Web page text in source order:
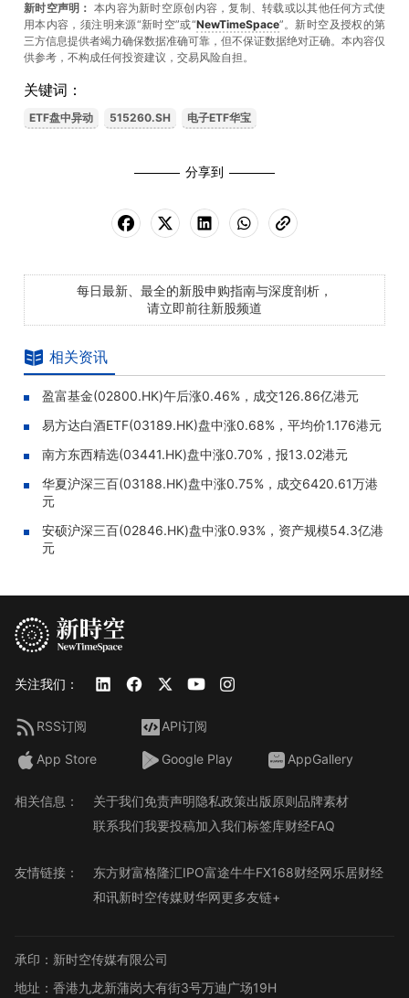
新时空声明： 本内容为新时空原创内容，复制、转载或以其他任何方式使
用本内容，须注明来源“新时空”或“NewTimeSpace”。新时空及授权的第
三方信息提供者竭力确保数据准确可靠，但不保证数据绝对正确。本內容仅
供参考，不构成任何投资建议，交易风险自担。
关键词：
ETF盘中异动 515260.SH 电子ETF华宝
分享到
每日最新、最全的新股申购指南与深度剖析，
请立即前往新股频道
相关资讯
盈富基金(02800.HK)午后涨0.46%，成交126.86亿港元
易方达白酒ETF(03189.HK)盘中涨0.68%，平均价1.176港元
南方东西精选(03441.HK)盘中涨0.70%，报13.02港元
华夏沪深三百(03188.HK)盘中涨0.75%，成交6420.61万港
元
安硕沪深三百(02846.HK)盘中涨0.93%，资产规模54.3亿港
元
关注我们：
RSS订阅 API订阅
App Store Google Play AppGallery
相关信息： 关于我们免责声明隐私政策出版原则品牌素材
联系我们我要投稿加入我们标签库财经FAQ
友情链接： 东方财富格隆汇IPO富途牛牛FX168财经网乐居财经
和讯新时空传媒财华网更多友链+
承印：新时空传媒有限公司
地址：香港九龙新蒲岗大有街3号万迪广场19H